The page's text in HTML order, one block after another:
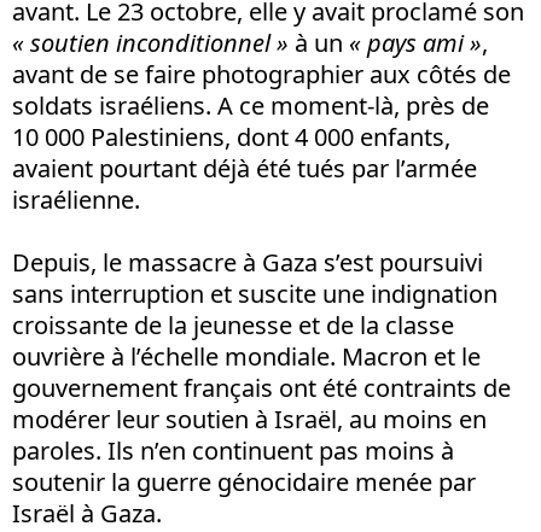
avant. Le 23 octobre, elle y avait proclamé son
« soutien inconditionnel » à un « pays ami »,
avant de se faire photographier aux côtés de
soldats israéliens. A ce moment-là, près de
10 000 Palestiniens, dont 4 000 enfants,
avaient pourtant déjà été tués par l’armée
israélienne.
Depuis, le massacre à Gaza s’est poursuivi
sans interruption et suscite une indignation
croissante de la jeunesse et de la classe
ouvrière à l’échelle mondiale. Macron et le
gouvernement français ont été contraints de
modérer leur soutien à Israël, au moins en
paroles. Ils n’en continuent pas moins à
soutenir la guerre génocidaire menée par
Israël à Gaza.